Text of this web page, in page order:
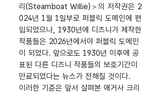
리(Steamboat Willie)＞의 저작권은 2
024년 1월 1일부로 퍼블릭 도메인에 편
입되었으나, 1930년에 디즈니가 제작한
작품들은 2026년에서야 퍼블릭 도메인
이 되었다. 앞으로도 1930년 이후에 공
표된 다른 디즈니 작품들의 보호기간이
만료되었다는 뉴스가 전해질 것이다.
이러한 기준은 앞서 살펴본 애거사 크리